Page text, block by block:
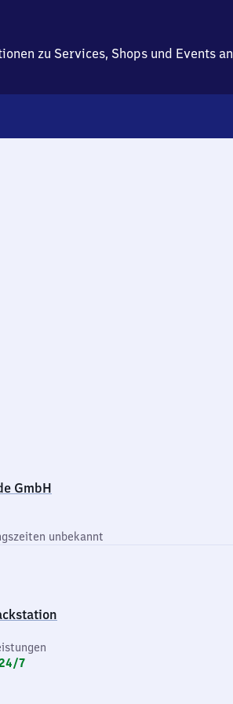
zu Services, Shops und Events an
GmbH
unbekannt
7